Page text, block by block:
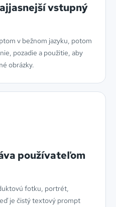
vstupný
v bežnom jazyku, potom
pozadie a použitie, aby
obrázky.
používateľom
fotku, portrét,
je čistý textový prompt